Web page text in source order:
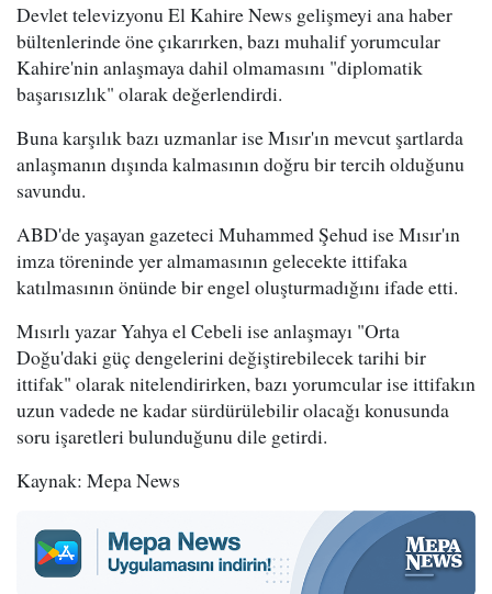
Devlet televizyonu El Kahire News gelişmeyi ana haber
bültenlerinde öne çıkarırken, bazı muhalif yorumcular
Kahire'nin anlaşmaya dahil olmamasını "diplomatik
başarısızlık" olarak değerlendirdi.
Buna karşılık bazı uzmanlar ise Mısır'ın mevcut şartlarda
anlaşmanın dışında kalmasının doğru bir tercih olduğunu
savundu.
ABD'de yaşayan gazeteci Muhammed Şehud ise Mısır'ın
imza töreninde yer almamasının gelecekte ittifaka
katılmasının önünde bir engel oluşturmadığını ifade etti.
Mısırlı yazar Yahya el Cebeli ise anlaşmayı "Orta
Doğu'daki güç dengelerini değiştirebilecek tarihi bir
ittifak" olarak nitelendirirken, bazı yorumcular ise ittifakın
uzun vadede ne kadar sürdürülebilir olacağı konusunda
soru işaretleri bulunduğunu dile getirdi.
Kaynak: Mepa News